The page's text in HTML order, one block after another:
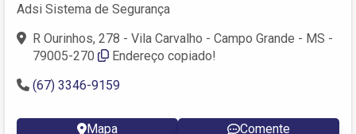
Adsi Sistema de Segurança
R Ourinhos, 278 - Vila Carvalho - Campo Grande - MS -
79005-270
Endereço copiado!
(67) 3346-9159
Mapa Comente